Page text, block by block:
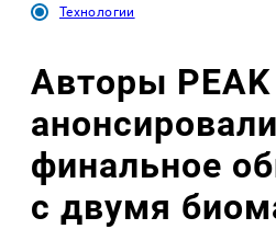
Технологии
Авторы PEAK
анонсировали
финальное
с двумя